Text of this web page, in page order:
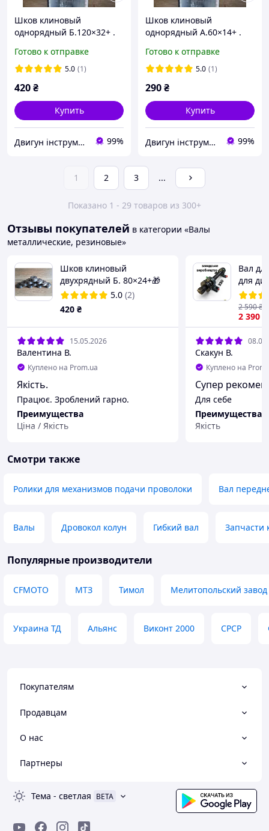
Шков клиновый
однорядный Б.120×32+ .
электродвигателя,
станков и оборудования
Готово к отправке
5.0 (1)
420₴
Купить
Двигун інструмент 99%
Шков клиновый
однорядный А.60×14+ .
электродвигателя,
станков и оборудования
Готово к отправке
5.0 (1)
290₴
Купить
Двигун інструмент 99%
1 2 3 ...
Показано 1 - 29 товаров из 300+
Отзывы покупателей в категории «Валы
металлические, резиновые»
Шков клиновый
двухрядный Б. 80×24+🎁
5.0 (2)
420 ₴
15.05.2026
Валентина В.
Куплено на Prom.ua
Якість.
Працює. Зроблений гарно.
Преимущества
Ціна / Якість
Вал
для
330+🎁
2 390
2 590₴
Скакун В.
Куплено на
Супер
Для себе
Преимущества
Якість
Смотри также
Ролики для механизмов подачи проволоки Вал
Валы Дровокол колун Гибкий вал Запчасти
Популярные производители
CFMOTO МТЗ Тимол Мелитопольский
Украина ТД Альянс Виконт 2000 СРСР
Покупателям
Продавцам
О нас
Партнеры
Тема - светлая BETA